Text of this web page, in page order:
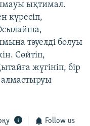
ықтимал.
күресіп,
тәуелді болуы
Сөйтіп,
жүгініп, бір
алмастыруы
Follow us